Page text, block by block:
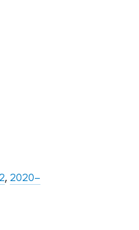
, 2020–